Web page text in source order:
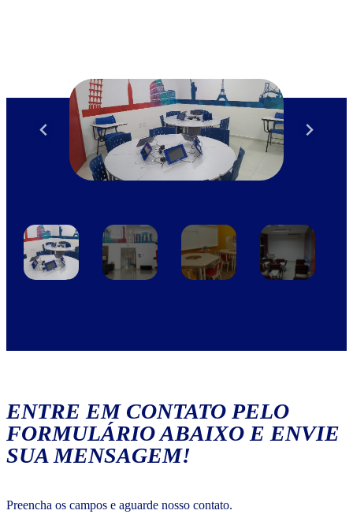
ENTRE EM CONTATO PELO
FORMULÁRIO ABAIXO E ENVIE
SUA MENSAGEM!
Preencha os campos e aguarde nosso contato.